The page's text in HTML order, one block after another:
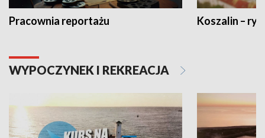
Pracownia reportażu Koszalin –
WYPOCZYNEK I REKREACJA